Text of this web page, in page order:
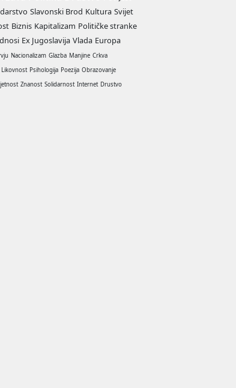
Slavonski Brod Kultura Svijet
Biznis Kapitalizam Političke stranke
Ex Jugoslavija Vlada Europa
Nacionalizam Glazba Manjine Crkva
Likovnost Psihologija Poezija Obrazovanje
Znanost Solidarnost Internet Drustvo